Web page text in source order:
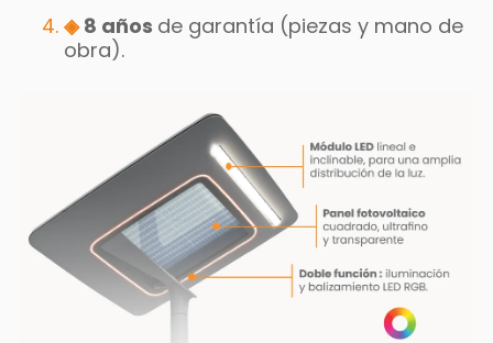
◈8 años de garantía (piezas y mano de
obra).